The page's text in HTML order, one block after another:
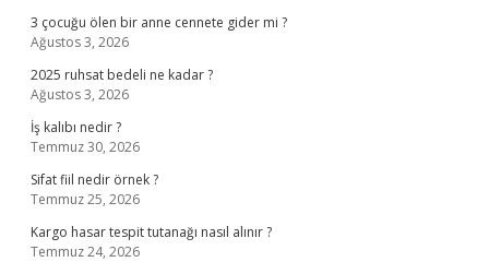
3 çocuğu ölen bir anne cennete gider mi ?
Ağustos 3, 2026
2025 ruhsat bedeli ne kadar ?
Ağustos 3, 2026
İş kalıbı nedir ?
Temmuz 30, 2026
Sifat fiil nedir örnek ?
Temmuz 25, 2026
Kargo hasar tespit tutanağı nasıl alınır ?
Temmuz 24, 2026